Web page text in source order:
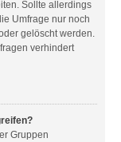
Sollte allerdings
Umfrage nur noch
gelöscht werden.
verhindert
Gruppen